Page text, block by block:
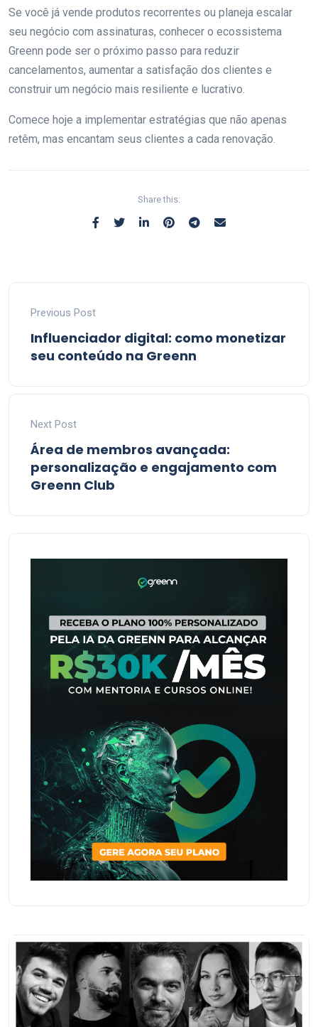
Se você já vende produtos recorrentes ou planeja escalar
seu negócio com assinaturas, conhecer o ecossistema
Greenn pode ser o próximo passo para reduzir
cancelamentos, aumentar a satisfação dos clientes e
construir um negócio mais resiliente e lucrativo.
Comece hoje a implementar estratégias que não apenas
retêm, mas encantam seus clientes a cada renovação.
Share this:
Previous Post
Influenciador digital: como monetizar
seu conteúdo na Greenn
Next Post
Área de membros avançada:
personalização e engajamento com
Greenn Club